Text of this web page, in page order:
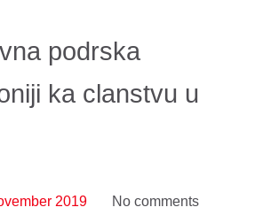
podrska
ka clanstvu u
2019
No comments